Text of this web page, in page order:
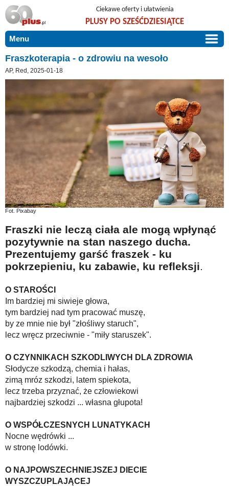
Ciekawe oferty i ułatwienia
PLUSY PO SZEŚĆDZIESIĄTCE
Menu
START
PROMOCJE
ARTYKUŁY
Szczególnie polecamy
Użyteczne porady
Szlachetne zdrowie
Mieszkaj wygodnie i bez barier
Warto wiedzieć!
Podróże i wypoczynek
Na wesoło
Hobby i pasje
Żyj aktywnie
60plus - najcenniejsi klienci
Dobra opieka
Warto naśladować
Smacznie i zdrowo
O finansach i społeczeństwie - edukacja nie tylko dla 60plus
Ciekawe książki
Z internetem za pan brat
Bezpiecznie i w zgodzie z prawem
DLA BLISKICH
ZGŁOŚ OFERTĘ
KONTAKT
Fraszkoterapia - o zdrowiu na wesoło
AP, Red, 2025-01-18
Fot. Pixabay
Fraszki nie leczą ciała ale mogą wpłynąć
pozytywnie na stan naszego ducha.
Prezentujemy garść fraszek - ku
pokrzepieniu, ku zabawie, ku refleksji.
O STAROŚCI
Im bardziej mi siwieje głowa,
tym bardziej nad tym pracować muszę,
by ze mnie nie był "złośliwy staruch",
lecz wręcz przeciwnie - "miły staruszek".
O CZYNNIKACH SZKODLIWYCH DLA ZDROWIA
Słodycze szkodzą, chemia i hałas,
zimą mróz szkodzi, latem spiekota,
lecz trzeba przyznać, że człowiekowi
najbardziej szkodzi ... własna głupota!
O WSPÓŁCZESNYCH LUNATYKACH
Nocne wędrówki ...
w stronę lodówki.
O NAJPOWSZECHNIEJSZEJ DIECIE
WYSZCZUPLAJĄCEJ